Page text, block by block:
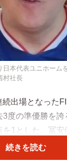
本代表ユニホーム
村社長
出場となった
度の準優勝を
を1とした。冨
代表ユニホーム
西村社長は15日
続きを読む